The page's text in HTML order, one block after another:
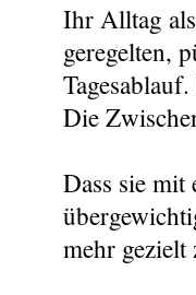
Ihr Alltag
geregelten,
Die
Dass sie
mehr gezielt